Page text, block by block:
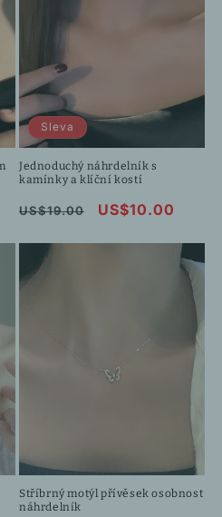
Sleva
Jednoduchý náhrdelník s
kamínky a klíční kostí
Běžná
US$19.00
Výprodejová
US$10.00
Stříbrný motýl přívěsek osobnost
náhrdelník